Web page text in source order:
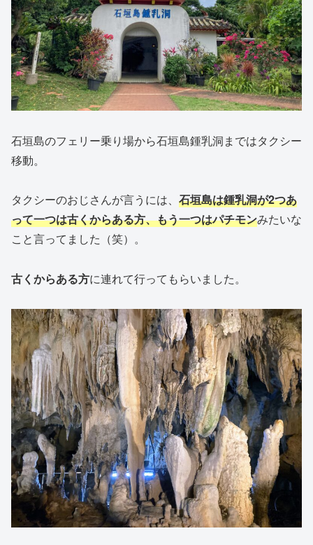
石垣島のフェリー乗り場から石垣島鍾乳洞まではタクシー
移動。
タクシーのおじさんが言うには、 石垣島は鍾乳洞が2つあ
って一つは古くからある方、もう一つはパチモンみたいな
こと言ってました（笑）。
古くからある方に連れて行ってもらいました。